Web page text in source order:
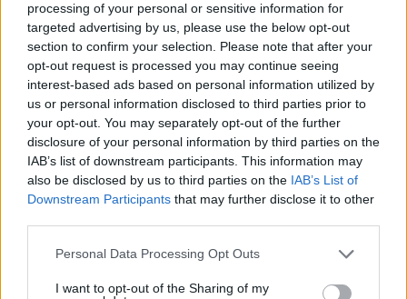
processing of your personal or sensitive information for
targeted advertising by us, please use the below opt-out
section to confirm your selection. Please note that after your
opt-out request is processed you may continue seeing
interest-based ads based on personal information utilized by
us or personal information disclosed to third parties prior to
your opt-out. You may separately opt-out of the further
disclosure of your personal information by third parties on the
IAB’s list of downstream participants. This information may
also be disclosed by us to third parties on the IAB’s List of
Downstream Participants that may further disclose it to other
Please note that this website/app uses one or more Google
not limited to your visit or usage behaviour. You may click to
Personal Data Processing Opt Outs
I want to opt-out of the Sharing of my
επιβάλλοντάς τον, δίπλα της, ως πρωταγωνιστή
στην ταινία «Κριστίν». Οι δυο τους
ερωτεύθηκαν παθιασμένα κι έφτιαξαν ένα από
τα ωραιότερα ζευγάρια της ιστορίας του
παγκόσμιου σινεμά. Έμειναν μαζί για πέντε
χρόνια. Πολλά χρόνια αργότερα, ο Ντελόν θα
πει ότι δεν ήταν ο μεγάλος έρωτας, αλλά ο
πρώτος έρωτας γι' αυτόν και πρόσθεσε με
νόημα ότι ήταν διαφορετικοί χαρακτήρες.
Αυτός ουσιαστικά ένας άντρας που είχε μια
σκληρή παιδική και νεανική ζωή, που είχε